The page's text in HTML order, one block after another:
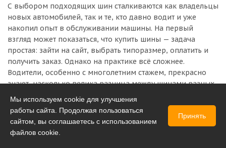
С выбором подходящих шин сталкиваются как владельцы
новых автомобилей, так и те, кто давно водит и уже
накопил опыт в обслуживании машины. На первый
взгляд может показаться, что купить шины — задача
простая: зайти на сайт, выбрать типоразмер, оплатить и
получить заказ. Однако на практике всё сложнее.
Водители, особенно с многолетним стажем, прекрасно
знают, насколько велика разница между шинами разных
производителей даже в пределах одного класса. Одни
обеспечивают уверенное сцепление на мокром асфальте,
другие — лучше держат дорогу на заснеженном
покрытии, третьи — славятся низким уровнем шума и
комфортом езды. Поэтому, выбирая шины в Ярославле,
Мы используем cookie для улучшения
работы сайта. Продолжая пользоваться
сайтом, вы соглашаетесь с использованием
файлов cookie.
Принять